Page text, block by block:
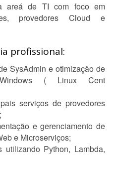
areá de TI com foco em
provedores Cloud e
profissional:
SysAdmin e otimização de
( Linux Cent
serviços de provedores
e gerenciamento de
e Microserviços;
Python, Lambda,